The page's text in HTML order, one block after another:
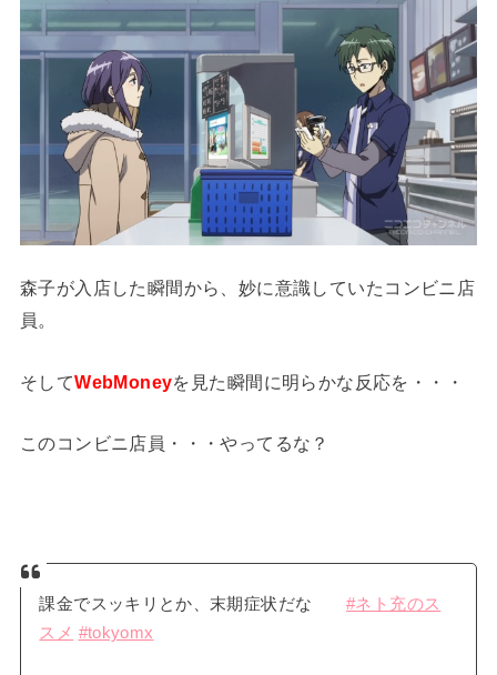
森子が入店した瞬間から、妙に意識していたコンビニ店
員。
そしてWebMoneyを見た瞬間に明らかな反応を・・・
このコンビニ店員・・・やってるな？
課金でスッキリとか、末期症状だな#ネト充のス
スメ #tokyomx